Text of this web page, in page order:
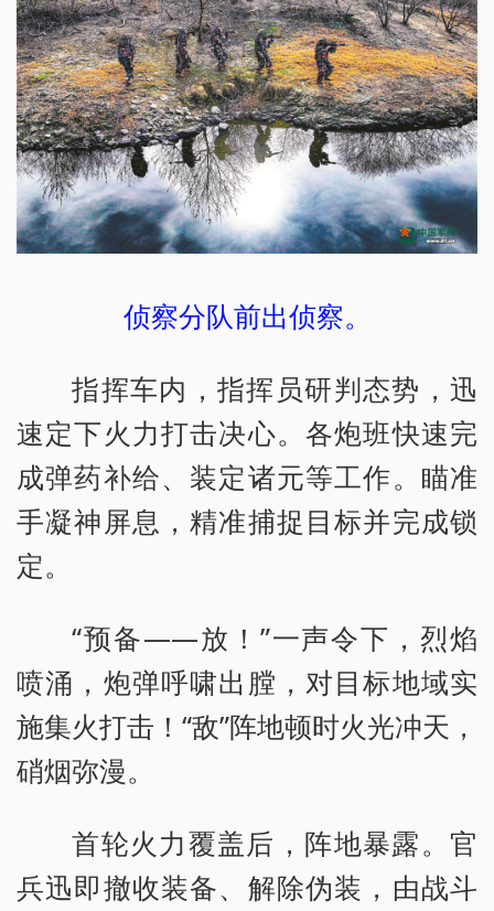
侦察分队前出侦察。
指挥车内，指挥员研判态势，迅
速定下火力打击决心。各炮班快速完
成弹药补给、装定诸元等工作。瞄准
手凝神屏息，精准捕捉目标并完成锁
定。
“预备——放！”一声令下，烈焰
喷涌，炮弹呼啸出膛，对目标地域实
施集火打击！“敌”阵地顿时火光冲天，
硝烟弥漫。
首轮火力覆盖后，阵地暴露。官
兵迅即撤收装备、解除伪装，由战斗